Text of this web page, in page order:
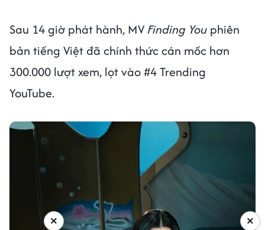
Sau 14 giờ phát hành, MV Finding You phiên
bản tiếng Việt đã chính thức cán mốc hơn
300.000 lượt xem, lọt vào #4 Trending
YouTube.
×
×